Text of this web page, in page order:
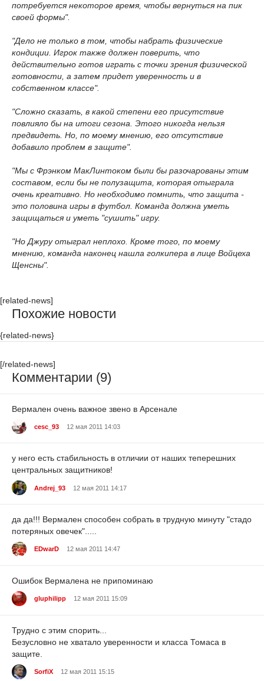
потребуется некоторое время, чтобы вернуться на пик
своей формы".
"Дело не только в том, чтобы набрать физические
кондиции. Игрок также должен поверить, что
действительно готов играть с точки зрения физической
готовности, а затем придет уверенность и в
собственном классе".
"Сложно сказать, в какой степени его присутствие
повлияло бы на итоги сезона. Этого никогда нельзя
предвидеть. Но, по моему мнению, его отсутствие
добавило проблем в защите".
"Мы с Фрэнком МакЛинтоком были бы разочарованы этим
составом, если бы не полузащита, которая отыграла
очень креативно. Но необходимо помнить, что защита -
это половина игры в футбол. Команда должна уметь
защищаться и уметь "сушить" игру.
"Но Джуру отыграл неплохо. Кроме того, по моему
мнению, команда наконец нашла голкипера в лице Войцеха
Щенсны".
[related-news]
Похожие новости
{related-news}
[/related-news]
Комментарии (9)
Вермален очень важное звено в Арсенале
cesc_93 12 мая 2011 14:03
у него есть стабильность в отличии от наших теперешних
центральных защитников!
Andrej_93 12 мая 2011 14:17
да да!!! Вермален способен собрать в трудную минуту "стадо
потеряных овечек".....
EDwarD 12 мая 2011 14:47
Ошибок Вермалена не припоминаю
gluphilipp 12 мая 2011 15:09
Трудно с этим спорить...
Безусловно не хватало уверенности и класса Томаса в
защите.
SorfiX 12 мая 2011 15:15